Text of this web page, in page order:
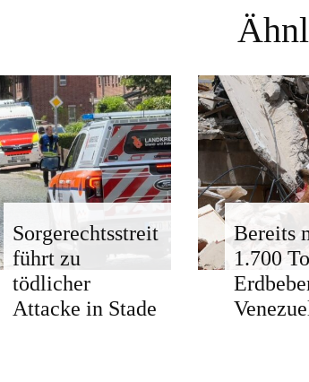
Sorgerechtsstreit
führt zu
tödlicher
Attacke in Stade
Bereits
1.700